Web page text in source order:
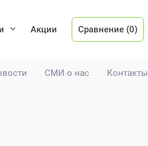
СМИ о нас Контакты
Акции Сравнение (0)